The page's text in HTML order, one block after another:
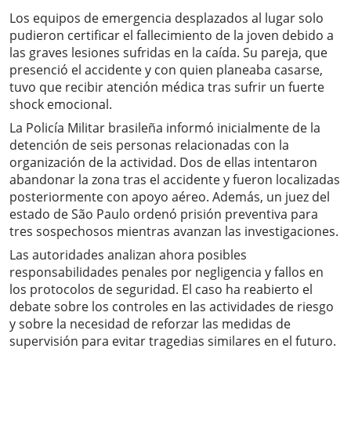
Los equipos de emergencia desplazados al lugar solo
pudieron certificar el fallecimiento de la joven debido a
las graves lesiones sufridas en la caída. Su pareja, que
presenció el accidente y con quien planeaba casarse,
tuvo que recibir atención médica tras sufrir un fuerte
shock emocional.
La Policía Militar brasileña informó inicialmente de la
detención de seis personas relacionadas con la
organización de la actividad. Dos de ellas intentaron
abandonar la zona tras el accidente y fueron localizadas
posteriormente con apoyo aéreo. Además, un juez del
estado de São Paulo ordenó prisión preventiva para
tres sospechosos mientras avanzan las investigaciones.
Las autoridades analizan ahora posibles
responsabilidades penales por negligencia y fallos en
los protocolos de seguridad. El caso ha reabierto el
debate sobre los controles en las actividades de riesgo
y sobre la necesidad de reforzar las medidas de
supervisión para evitar tragedias similares en el futuro.